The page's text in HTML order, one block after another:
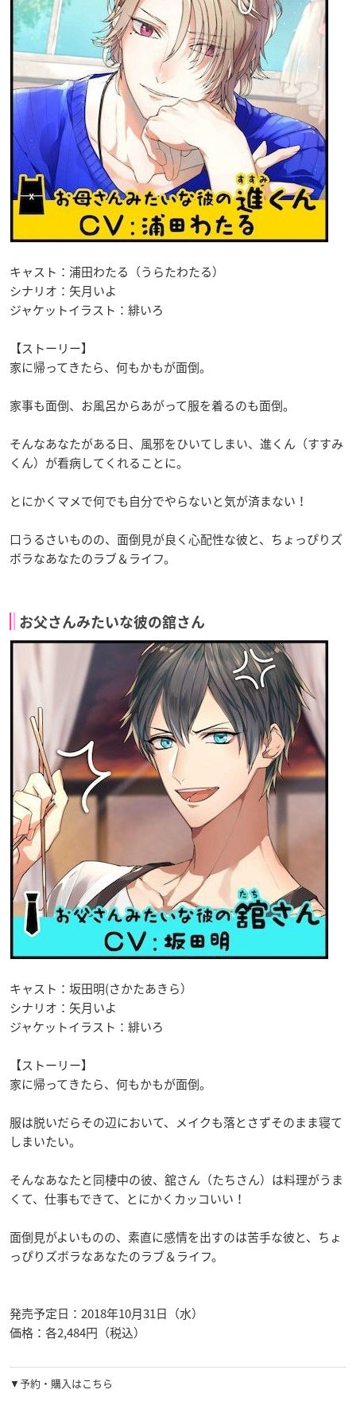
キャスト：浦田わたる（うらたわたる）
シナリオ：矢月いよ
ジャケットイラスト：緋いろ
【ストーリー】
家に帰ってきたら、何もかもが面倒。
家事も面倒、お風呂からあがって服を着るのも面倒。
そんなあなたがある日、風邪をひいてしまい、進くん（すすみ
くん）が看病してくれることに。
とにかくマメで何でも自分でやらないと気が済まない！
口うるさいものの、面倒見が良く心配性な彼と、ちょっぴりズ
ボラなあなたのラブ＆ライフ。
お父さんみたいな彼の舘さん
キャスト： 坂田明(さかたあきら）
シナリオ： 矢月いよ
ジャケットイラスト： 緋いろ
【ストーリー】
家に帰ってきたら、何もかもが面倒。
服は脱いだらその辺において、メイクも落とさずそのまま寝て
しまいたい。
そんなあなたと同棲中の彼、 舘さん （たちさん）は料理がうま
くて、仕事もできて、とにかくカッコいい！
面倒見がよいものの、素直に感情を出すのは苦手な彼と、ちょ
っぴりズボラなあなたのラブ＆ライフ。
発売予定日：2018年10月31日（水）
価格：各2,484円（税込）
▼予約・購入はこちら